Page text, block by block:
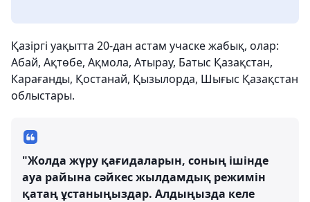
Қазіргі уақытта 20-дан астам учаске жабық, олар:
Абай, Ақтөбе, Ақмола, Атырау, Батыс Қазақстан,
Карағанды, Қостанай, Қызылорда, Шығыс Қазақстан
облыстары.
"Жолда жүру қағидаларын, соның ішінде
ауа райына сәйкес жылдамдық режимін
қатаң ұстаныңыздар. Алдыңызда келе